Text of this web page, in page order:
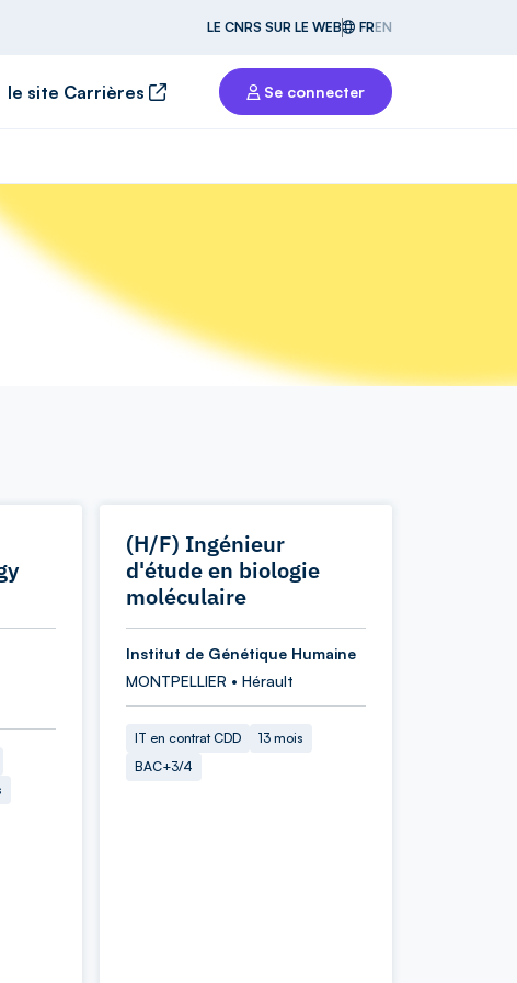
LE CNRS SUR LE WEB FREN
le site Carrières Se connecter
(H/F) Ingénieur
d'étude en biologie
moléculaire
Institut de Génétique Humaine
MONTPELLIER • Hérault
IT en contrat CDD
13 mois
BAC+3/4